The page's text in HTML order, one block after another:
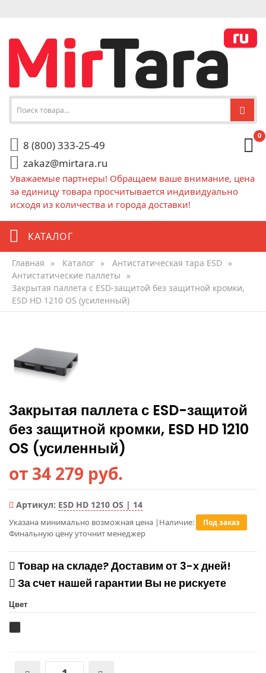
8 (800) 333-25-49
zakaz@mirtara.ru
0
Уважаемые партнеры! Обращаем ваше внимание, цена
за единицу товара просчитывается индивидуально
исходя из количества и города доставки!
КАТАЛОГ
Главная » Каталог » Антистатическая тара ESD »
Антистатические паллеты
»
Закрытая паллета с ESD-защитой без защитной кромки,
ESD HD 1210 OS (усиленный)
Закрытая паллета с ESD-защитой
без защитной кромки, ESD HD 1210
OS (усиленный)
от 34 279 руб.
Артикул: ESD HD 1210 OS | 14
Указана минимально возможная цена |
Финальную цену уточнит менеджер
Наличие: Под заказ
Товар на складе? Доставим от 3-х дней!
За счет нашей гарантии Вы не рискуете
Цвет